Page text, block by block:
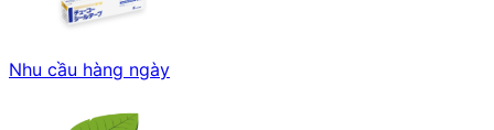
Nhu cầu hàng ngày